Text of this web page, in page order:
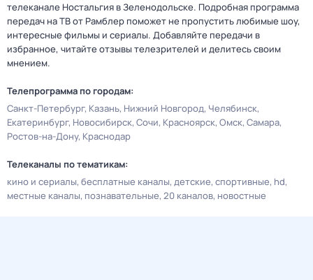
телеканале Ностальгия в Зеленодольске. Подробная программа
передач на ТВ от Рамблер поможет не пропустить любимые шоу,
интересные фильмы и сериалы. Добавляйте передачи в
избранное, читайте отзывы телезрителей и делитесь своим
мнением.
Телепрограмма по городам:
Санкт-Петербург Казань Нижний Новгород Челябинск
Екатеринбург Новосибирск Сочи Красноярск Омск Самара
Ростов-на-Дону Краснодар
Телеканалы по тематикам:
кино и сериалы бесплатные каналы детские спортивные hd
местные каналы познавательные 20 каналов новостные